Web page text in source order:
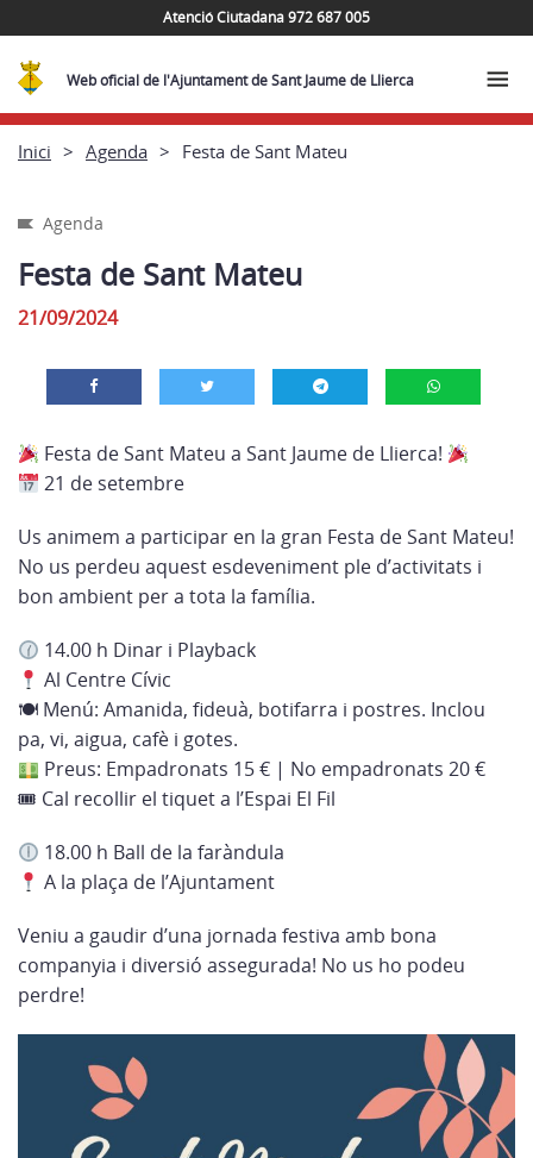
Atenció Ciutadana 972 687 005
Web oficial de l'Ajuntament de Sant Jaume de Llierca
Inici Agenda Festa de Sant Mateu
Agenda
Festa de Sant Mateu
21/09/2024
Festa de Sant Mateu a Sant Jaume de Llierca!
21 de setembre
Us animem a participar en la gran Festa de Sant Mateu!
No us perdeu aquest esdeveniment ple d’activitats i
bon ambient per a tota la família.
14.00 h Dinar i Playback
Al Centre Cívic
🍽 Menú: Amanida, fideuà, botifarra i postres. Inclou
pa, vi, aigua, cafè i gotes.
Preus: Empadronats 15 € | No empadronats 20 €
🎟 Cal recollir el tiquet a l’Espai El Fil
18.00 h Ball de la faràndula
A la plaça de l’Ajuntament
Veniu a gaudir d’una jornada festiva amb bona
companyia i diversió assegurada! No us ho podeu
perdre!